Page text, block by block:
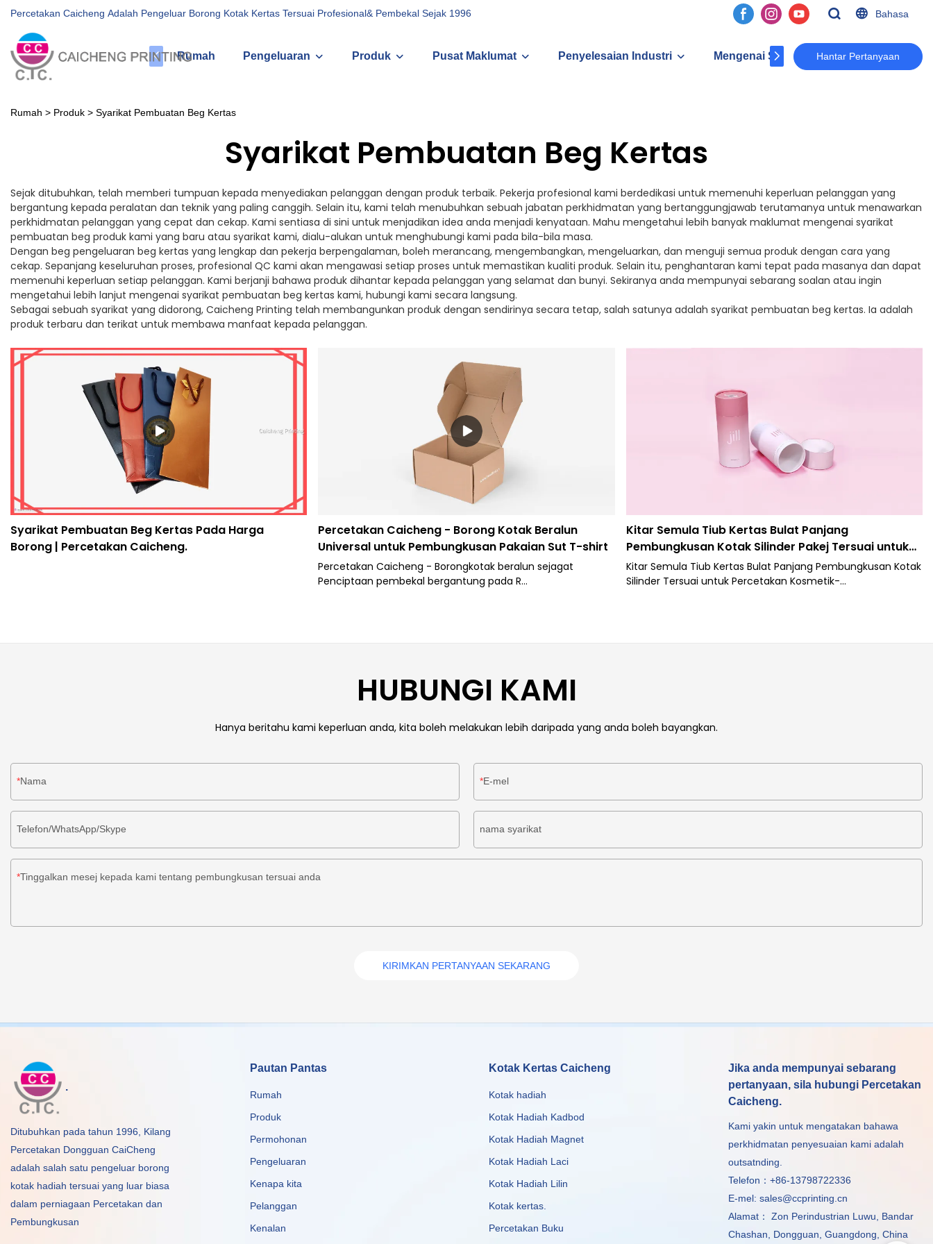
Percetakan Caicheng Adalah Pengeluar Borong Kotak Kertas Tersuai Profesional& Pembekal Sejak 1996 Bahasa
Rumah Pengeluaran Produk Pusat Maklumat Penyelesaian Industri Mengenai Sk Kenalan
Hantar Pertanyaan
Rumah > Produk > Syarikat Pembuatan Beg Kertas
Syarikat Pembuatan Beg Kertas
Sejak ditubuhkan, telah memberi tumpuan kepada menyediakan pelanggan dengan produk terbaik. Pekerja profesional kami berdedikasi untuk memenuhi keperluan pelanggan yang
bergantung kepada peralatan dan teknik yang paling canggih. Selain itu, kami telah menubuhkan sebuah jabatan perkhidmatan yang bertanggungjawab terutamanya untuk menawarkan
perkhidmatan pelanggan yang cepat dan cekap. Kami sentiasa di sini untuk menjadikan idea anda menjadi kenyataan. Mahu mengetahui lebih banyak maklumat mengenai syarikat
pembuatan beg produk kami yang baru atau syarikat kami, dialu-alukan untuk menghubungi kami pada bila-bila masa.
Dengan beg pengeluaran beg kertas yang lengkap dan pekerja berpengalaman, boleh merancang, mengembangkan, mengeluarkan, dan menguji semua produk dengan cara yang
cekap. Sepanjang keseluruhan proses, profesional QC kami akan mengawasi setiap proses untuk memastikan kualiti produk. Selain itu, penghantaran kami tepat pada masanya dan dapat
memenuhi keperluan setiap pelanggan. Kami berjanji bahawa produk dihantar kepada pelanggan yang selamat dan bunyi. Sekiranya anda mempunyai sebarang soalan atau ingin
mengetahui lebih lanjut mengenai syarikat pembuatan beg kertas kami, hubungi kami secara langsung.
Sebagai sebuah syarikat yang didorong, Caicheng Printing telah membangunkan produk dengan sendirinya secara tetap, salah satunya adalah syarikat pembuatan beg kertas. Ia adalah
produk terbaru dan terikat untuk membawa manfaat kepada pelanggan.
Syarikat Pembuatan Beg Kertas Pada Harga
Borong | Percetakan Caicheng.
Percetakan Caicheng - Borong Kotak Beralun
Universal untuk Pembungkusan Pakaian Sut T-shirt
Percetakan Caicheng - Borongkotak beralun sejagat
Penciptaan pembekal bergantung pada R
Kitar Semula Tiub Kertas Bulat Panjang
Pembungkusan Kotak Silinder Pakej Tersuai untuk
Percetakan Kosmetik-Caicheng
Kitar Semula Tiub Kertas Bulat Panjang Pembungkusan Kotak
Silinder Tersuai untuk Percetakan Kosmetik-
HUBUNGI KAMI
Hanya beritahu kami keperluan anda, kita boleh melakukan lebih daripada yang anda boleh bayangkan.
Nama E-mel
Telefon/WhatsApp/Skype nama syarikat
Tinggalkan mesej kepada kami tentang pembungkusan tersuai anda
KIRIMKAN PERTANYAAN SEKARANG
.
Ditubuhkan pada tahun 1996, Kilang
Percetakan Dongguan CaiCheng
adalah salah satu pengeluar borong
kotak hadiah tersuai yang luar biasa
dalam perniagaan Percetakan dan
Pembungkusan
Pautan Pantas
Rumah
Produk
Permohonan
Pengeluaran
Kenapa kita
Pelanggan
Kenalan
Kotak Kertas Caicheng
Kotak hadiah
Kotak Hadiah Kadbod
Kotak Hadiah Magnet
Kotak Hadiah Laci
Kotak Hadiah Lilin
Kotak kertas.
Percetakan Buku
Jika anda mempunyai sebarang
pertanyaan, sila hubungi Percetakan
Caicheng.
Kami yakin untuk mengatakan bahawa
perkhidmatan penyesuaian kami adalah
outsatnding.
Telefon：+86-13798722336
E-mel:sales@ccprinting.cn
Alamat： Zon Perindustrian Luwu, Bandar
Chashan, Dongguan, Guangdong, China